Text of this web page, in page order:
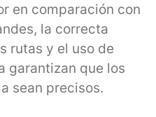
en comparación con
la correcta
rutas y el uso de
garantizan que los
sean precisos.